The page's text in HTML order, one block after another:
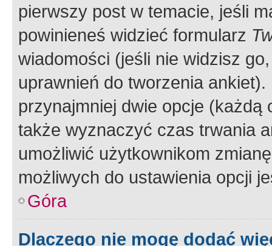
pierwszy post w temacie, jeśli
powinieneś widzieć formularz
wiadomości (jeśli nie widzisz
uprawnień do tworzenia
przynajmniej dwie opcje
także wyznaczyć czas trwania
umożliwić użytkownikom
możliwych do ustawienia opcji
Góra
Dlaczego nie mogę dodać